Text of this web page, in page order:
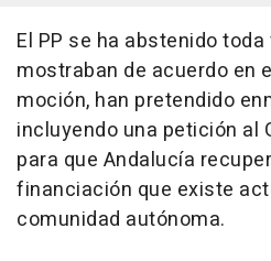
El PP se ha abstenido
mostraban de acuerdo en
moción, han pretendido
incluyendo una petición al
para que Andalucía
financiación que existe
comunidad autónoma.